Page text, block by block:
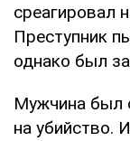
среагировал
Преступник
однако был
Мужчина был
на убийство.